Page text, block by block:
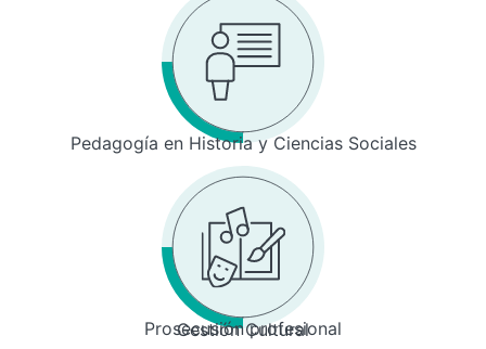
Pedagogía en Historia y Ciencias Sociales
Prosecusión profesional
Gestión Cultural